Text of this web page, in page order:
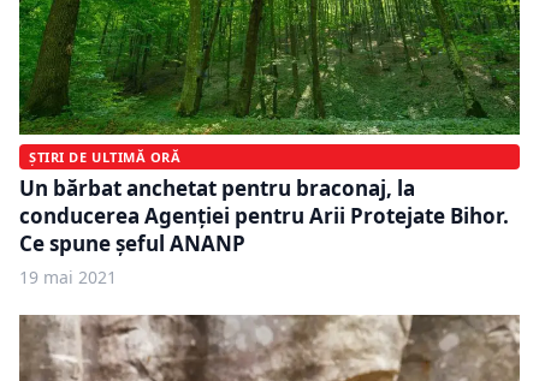
ȘTIRI DE ULTIMĂ ORĂ
Un bărbat anchetat pentru braconaj, la
conducerea Agenţiei pentru Arii Protejate Bihor.
Ce spune șeful ANANP
19 mai 2021